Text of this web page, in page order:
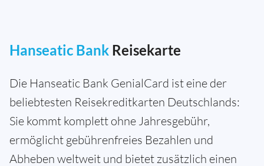
Hanseatic Bank Reisekarte
Die Hanseatic Bank GenialCard ist eine der
beliebtesten Reisekreditkarten Deutschlands:
Sie kommt komplett ohne Jahresgebühr,
ermöglicht gebührenfreies Bezahlen und
Abheben weltweit und bietet zusätzlich einen